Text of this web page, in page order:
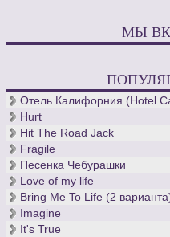
МЫ
Отель Калифорния (Hotel
Hurt
Hit The Road Jack
Fragile
Песенка Чебурашки
Love of my life
Bring Me To Life (2
Imagine
It's True